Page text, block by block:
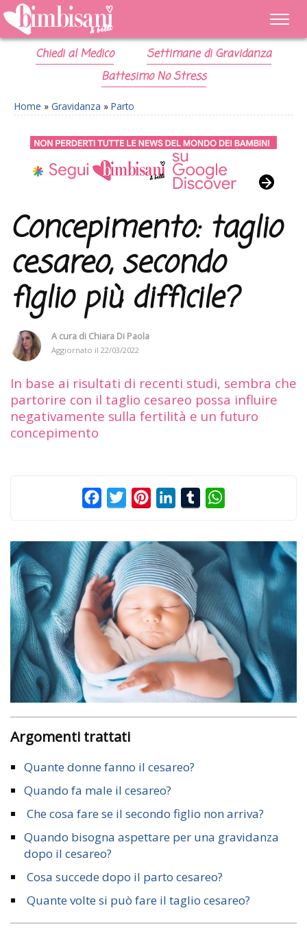
Chiedi al Medico
Settimane di Gravidanza
Battesimo No Stress
Home » Gravidanza » Parto
Concepimento: taglio
cesareo, secondo
figlio più difficile?
A cura di Chiara Di Paola
Aggiornato il 22/03/2022
In base ai risultati di recenti studi, sembra che
partorire con il taglio cesareo possa influire
negativamente sulla fertilità e un futuro
concepimento
FacebookTwitterPinterestLinkedInTumblr
Argomenti trattati
Quante donne fanno il cesareo?
Quando fa male il cesareo?
Che cosa fare se il secondo figlio non arriva?
Quando bisogna aspettare per una gravidanza
dopo il cesareo?
Cosa succede dopo il parto cesareo?
Quante volte si può fare il taglio cesareo?